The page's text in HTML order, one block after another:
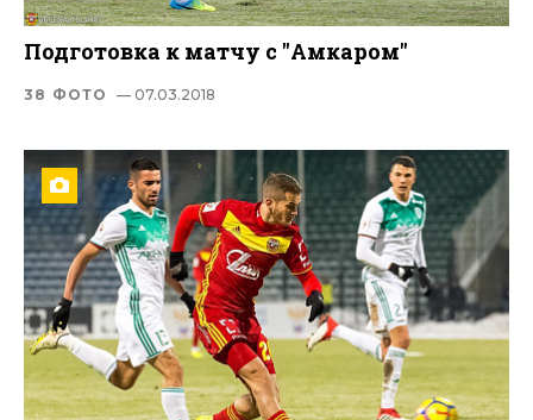
Подготовка к матчу с "Амкаром"
38 ФОТО — 07.03.2018